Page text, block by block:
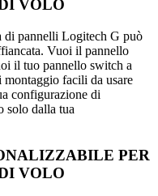
VOLO
di pannelli Logitech G può
Vuoi il pannello
il tuo pannello switch a
facili da usare
configurazione di
solo dalla tua
PER
VOLO